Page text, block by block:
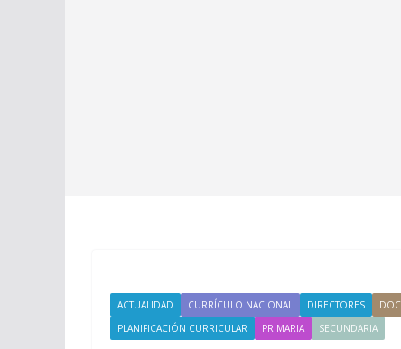
ACTUALIDAD CURRÍCULO NACIONAL DIRECTORES
PLANIFICACIÓN CURRICULAR
PRIMARIA SECUNDARIA